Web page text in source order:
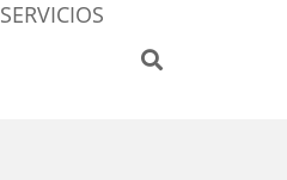
SERVICIOS